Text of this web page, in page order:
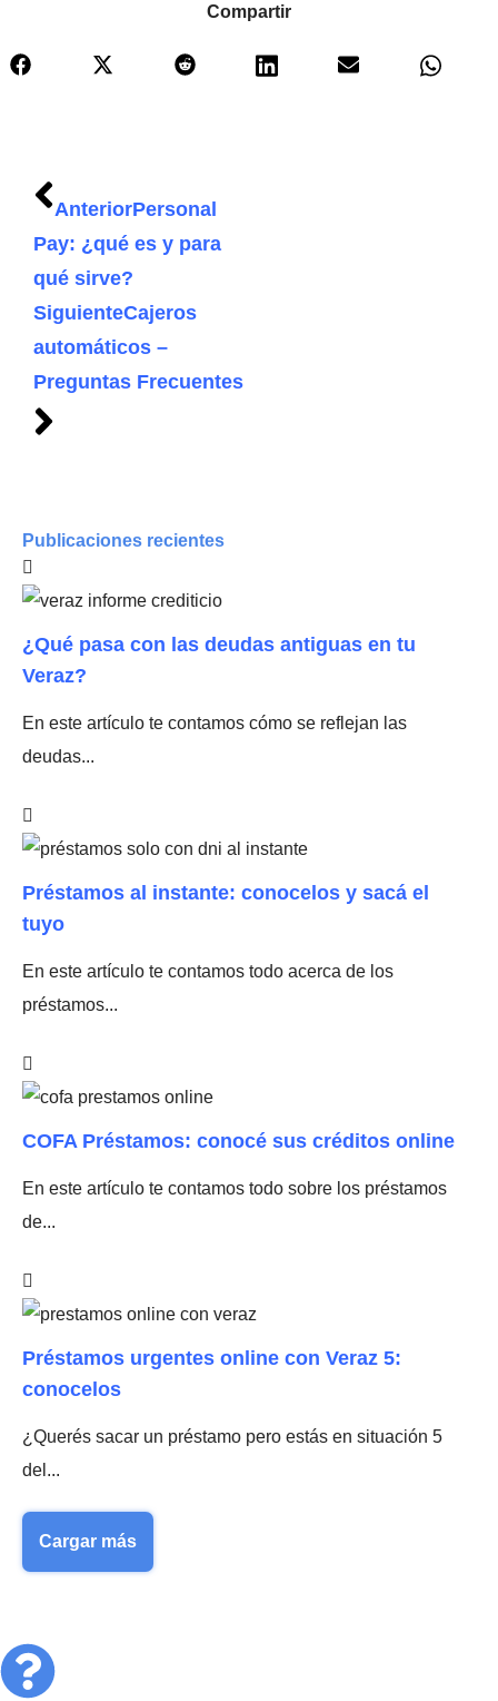
Compartir
AnteriorPersonal
Pay: ¿qué es y para
qué sirve?
SiguienteCajeros
automáticos –
Preguntas Frecuentes
Publicaciones recientes
¿Qué pasa con las deudas antiguas en tu
Veraz?
En este artículo te contamos cómo se reflejan las
deudas...
Préstamos al instante: conocelos y sacá el
tuyo
En este artículo te contamos todo acerca de los
préstamos...
COFA Préstamos: conocé sus créditos online
En este artículo te contamos todo sobre los préstamos
de...
Préstamos urgentes online con Veraz 5:
conocelos
¿Querés sacar un préstamo pero estás en situación 5
del...
Cargar más